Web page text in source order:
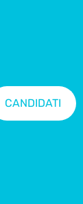
CANDIDATI